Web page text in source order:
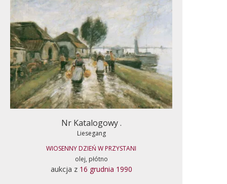
Nr Katalogowy .
Liesegang
WIOSENNY DZIEŃ W PRZYSTANI
olej, płótno
aukcja z 16 grudnia 1990